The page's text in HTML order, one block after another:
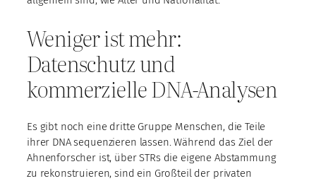
Weniger ist mehr:
Datenschutz und
kommerzielle DNA-Analysen
Es gibt noch eine dritte Gruppe Menschen, die Teile
ihrer DNA sequenzieren lassen. Während das Ziel der
Ahnenforscher ist, über STRs die eigene Abstammung
zu rekonstruieren, sind ein Großteil der privaten